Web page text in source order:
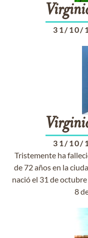
31/10/
31/10/
Tristemente ha
de 72 años en la
nació el 31 de octubre
8